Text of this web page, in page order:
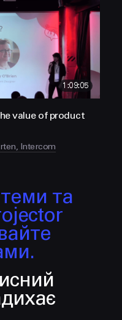
1:09:05
value of product
Intercom
та